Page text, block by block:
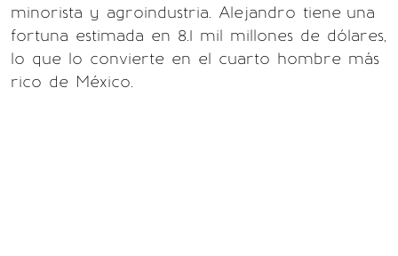
minorista y agroindustria. Alejandro tiene una
fortuna estimada en 8.1 mil millones de dólares,
lo que lo convierte en el cuarto hombre más
rico de México.